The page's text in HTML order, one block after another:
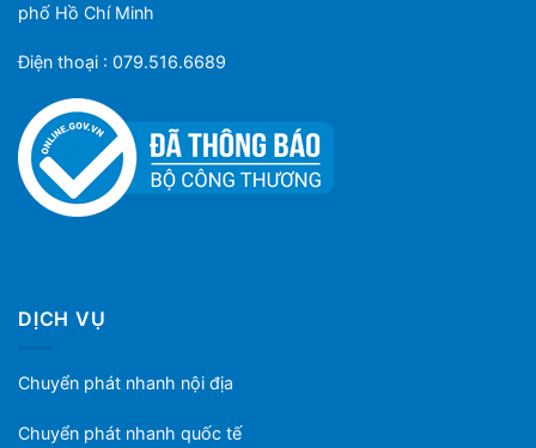
phố Hồ Chí Minh
Điện thoại : 079.516.6689
DỊCH VỤ
Chuyển phát nhanh nội địa
Chuyển phát nhanh quốc tế